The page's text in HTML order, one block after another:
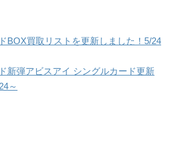
BOX買取リストを更新しました！5/24
新弾アビスアイ シングルカード更新
～